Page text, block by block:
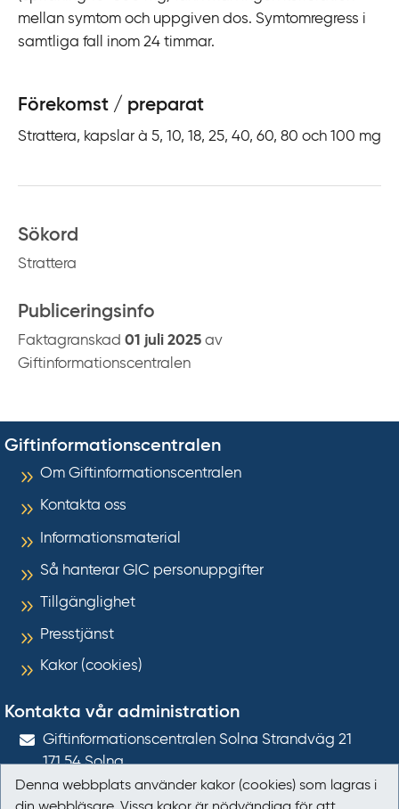
Denna webbplats använder kakor (cookies) som lagras i
mellan symtom och uppgiven dos. Symtomregress i
samtliga fall inom 24 timmar.
Förekomst / preparat
Strattera, kapslar à 5, 10, 18, 25, 40, 60, 80 och 100 mg
Sökord
Strattera
Publiceringsinfo
Faktagranskad 01 juli 2025 av
Giftinformationscentralen
Giftinformationscentralen
Om Giftinformationscentralen
Kontakta oss
Informationsmaterial
Så hanterar GIC personuppgifter
Tillgänglighet
Presstjänst
Kakor (cookies)
Kontakta vår administration
Gift­informations­centralen Solna Strandväg 21
171 54 Solna
giftinformation@gic.se